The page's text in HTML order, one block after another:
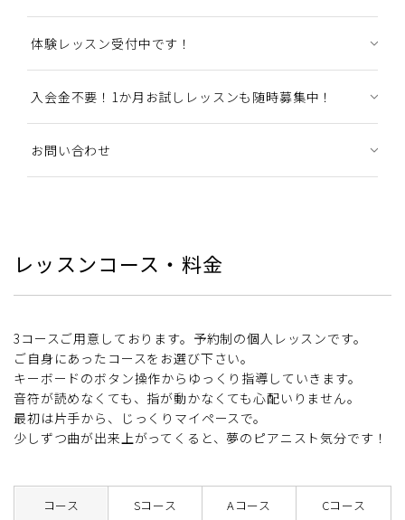
体験レッスン受付中です！
入会金不要！1か月お試しレッスンも随時募集中！
お問い合わせ
レッスンコース・料金
3コースご用意しております。予約制の個人レッスンです。
ご自身にあったコースをお選び下さい。
キーボードのボタン操作からゆっくり指導していきます。
音符が読めなくても、指が動かなくても心配いりません。
最初は片手から、じっくりマイペースで。
少しずつ曲が出来上がってくると、夢のピアニスト気分です！
コース Sコース Aコース Cコース